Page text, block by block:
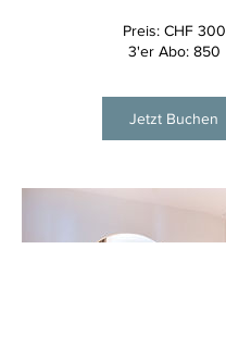
Preis: CHF 300
3'er Abo: 850
Jetzt Buchen